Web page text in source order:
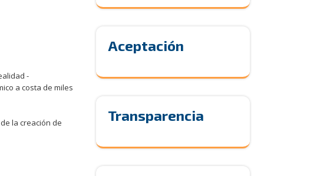
-
a costa de miles
la creación de
Aceptación
Transparencia